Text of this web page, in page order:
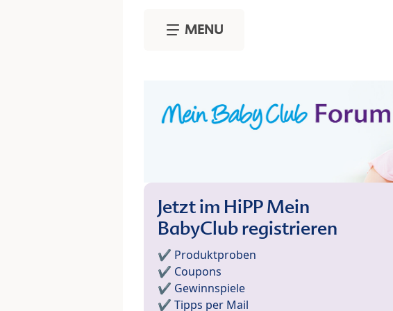
MENU
Jetzt im HiPP Mein
BabyClub registrieren
✔️ Produktproben
✔️ Coupons
✔️ Gewinnspiele
✔️ Tipps per Mail